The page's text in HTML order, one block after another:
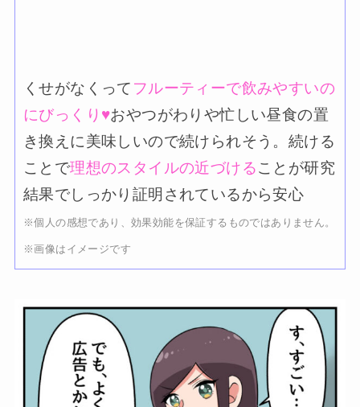
くせがなくって フルーティーで飲みやすいの
にびっくり♥おやつがわりや忙しい昼食の置
き換えに美味しいので続けられそう。続ける
ことで理想のスタイルの近づけることが研究
結果でしっかり証明されているから安心
※個人の感想であり、効果効能を保証するものではありません。
※画像はイメージです